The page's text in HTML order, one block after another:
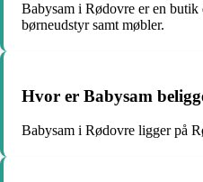
Babysam i Rødovre er en
børneudstyr samt møbler.
Hvor er Babysam
Babysam i Rødovre ligger på